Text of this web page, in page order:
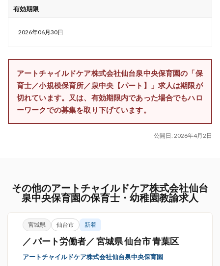
有効期限
2026年06月30日
アートチャイルドケア株式会社仙台泉中央保育園の「保
育士／小規模保育所／泉中央【パート】」求人は期限が
切れています。又は、有効期限内であった場合でもハロ
ーワークでの募集を取り下げています。
公開日: 2026年4月2日
その他のアートチャイルドケア株式会社仙台
泉中央保育園の保育士・幼稚園教諭求人
宮城県 仙台市 新着
／ パート労働者／ 宮城県 仙台市 青葉区
アートチャイルドケア株式会社仙台泉中央保育園